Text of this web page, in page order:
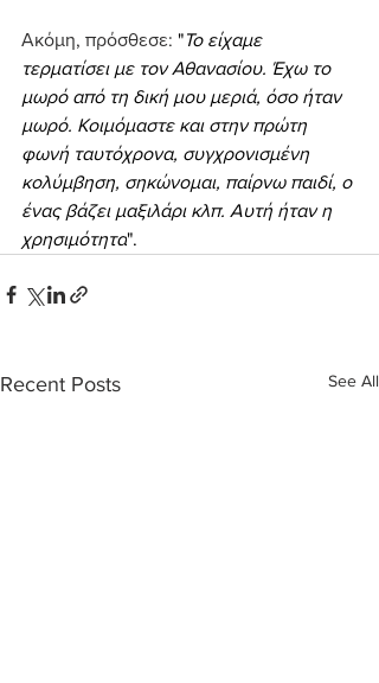
Ακόμη, πρόσθεσε: "Το είχαμε
τερματίσει με τον Αθανασίου. Έχω το
μωρό από τη δική μου μεριά, όσο ήταν
μωρό. Κοιμόμαστε και στην πρώτη
φωνή ταυτόχρονα, συγχρονισμένη
κολύμβηση, σηκώνομαι, παίρνω παιδί, ο
ένας βάζει μαξιλάρι κλπ. Αυτή ήταν η
χρησιμότητα".
Recent Posts See All